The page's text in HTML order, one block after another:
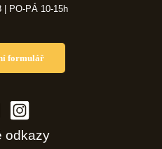
| PO-PÁ 10-15h
formulář
odkazy